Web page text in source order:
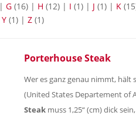
| G (16) | H (12) | I (1) | J (1) | K
Y (1) | Z (1)
Porterhouse Steak
Wer es ganz genau nimmt, hält
(United States Departement of
Steakmuss 1,25“ (cm) dick